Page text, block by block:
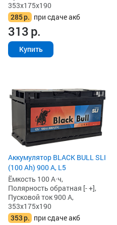
353x175x190
285р. при сдаче акб
313р.
Купить
Аккумулятор BLACK BULL SLI
(100 Ah) 900 А, L5
Ёмкость 100 А·ч,
Полярность обратная [- +],
Пусковой ток 900 А,
353x175x190
353р. при сдаче акб